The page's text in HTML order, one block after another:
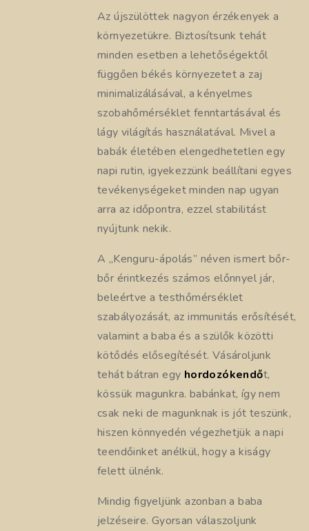
Az újszülöttek nagyon érzékenyek a
környezetükre. Biztosítsunk tehát
minden esetben a lehetőségektől
függően békés környezetet a zaj
minimalizálásával, a kényelmes
szobahőmérséklet fenntartásával és
lágy világítás használatával. Mivel a
babák életében elengedhetetlen egy
napi rutin, igyekezzünk beállítani egyes
tevékenységeket minden nap ugyan
arra az időpontra, ezzel stabilitást
nyújtunk nekik.
A „Kenguru-ápolás” néven ismert bőr-
bőr érintkezés számos előnnyel jár,
beleértve a testhőmérséklet
szabályozását, az immunitás erősítését,
valamint a baba és a szülők közötti
kötődés elősegítését. Vásároljunk
tehát bátran egy hordozókendőt,
kössük magunkra. babánkat, így nem
csak neki de magunknak is jót teszünk,
hiszen könnyedén végezhetjük a napi
teendőinket anélkül, hogy a kiságy
felett ülnénk.
Mindig figyeljünk azonban a baba
jelzéseire. Gyorsan válaszoljunk